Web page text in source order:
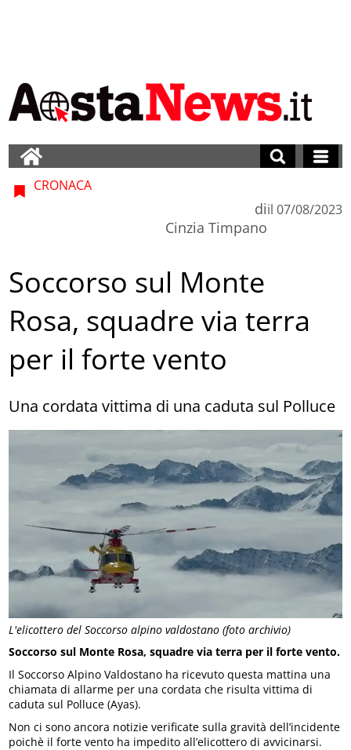
L'elicottero del Soccorso alpino valdostano (foto archivio)
CRONACA
di
Cinzia Timpano
il 07/08/2023
Soccorso sul Monte
Rosa, squadre via terra
per il forte vento
Una cordata vittima di una caduta sul Polluce
Soccorso sul Monte Rosa, squadre via terra per il forte vento.
Il Soccorso Alpino Valdostano ha ricevuto questa mattina una
chiamata di allarme per una cordata che risulta vittima di
caduta sul Polluce (Ayas).
Non ci sono ancora notizie verificate sulla gravità dell’incidente
poichè il forte vento ha impedito all’elicottero di avvicinarsi.